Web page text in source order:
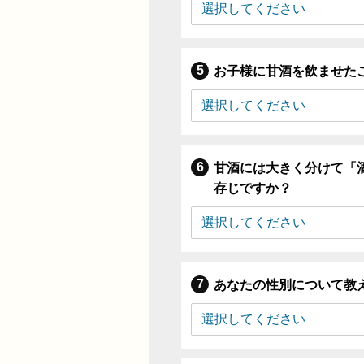
お子様に甘酒を飲ませた
甘酒には大きく分けて「
存じですか？
あなたの性別について教